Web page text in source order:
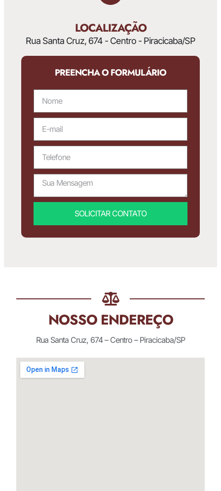
LOCALIZAÇÃO
Rua Santa Cruz, 674 - Centro - Piracicaba/SP
PREENCHA O FORMULÁRIO
SOLICITAR CONTATO
NOSSO ENDEREÇO
Rua Santa Cruz, 674 – Centro – Piracicaba/SP